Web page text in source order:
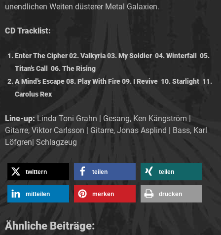
unendlichen Weiten düsterer Metal Galaxien.
CD Tracklist:
Enter The Cipher 02. Valkyria 03. My Soldier 04. Winterfall 05.
Titan’s Call 06. The Rising
A Mind’s Escape 08. Play With Fire 09. I Revive 10. Starlight 11.
Carolus Rex
Line-up: Linda Toni Grahn | Gesang, Ken Kängström |
Gitarre, Viktor Carlsson | Gitarre, Jonas Asplind | Bass, Karl
Löfgren| Schlagzeug
twittern teilen teilen
mitteilen merken drucken
Ähnliche Beiträge: